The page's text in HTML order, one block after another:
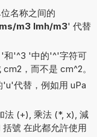
名称之间的
m3 lmh/m3' 代替
和'^3 '中的'^'字符可
，而不是 cm^2。
代替，例如用 uPa
法 (+), 乘法 (*, x), 減
號 在此都允許使用